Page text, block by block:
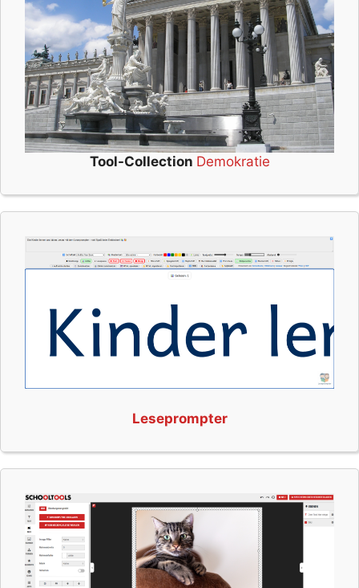
Tool-Collection Demokratie
Leseprompter